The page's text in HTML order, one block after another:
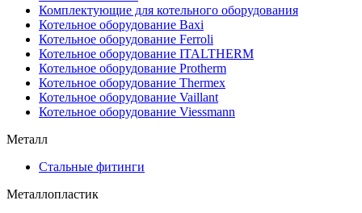
Комплектующие для котельного оборудования
Котельное оборудование Baxi
Котельное оборудование Ferroli
Котельное оборудование ITALTHERM
Котельное оборудование Protherm
Котельное оборудование Thermex
Котельное оборудование Vaillant
Котельное оборудование Viessmann
Металл
Стальные фитинги
Металлопластик